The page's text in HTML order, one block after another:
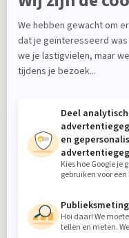
Meubels op maat
Interieuradvies
Vloer • Raam • Muur
Restaurant ROOST
Ontvang nieuws,